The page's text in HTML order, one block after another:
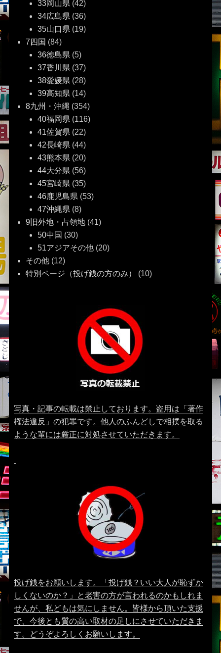
33岡山県 (42)
34広島県 (36)
35山口県 (19)
7四国 (84)
36徳島県 (5)
37香川県 (37)
38愛媛県 (28)
39高知県 (14)
8九州・沖縄 (354)
40福岡県 (116)
41佐賀県 (22)
42長崎県 (44)
43熊本県 (20)
44大分県 (56)
45宮崎県 (35)
46鹿児島県 (53)
47沖縄県 (8)
9旧外地・占領地(41)
50中国 (30)
51アジアその他(20)
その他(12)
特別ページ（投げ銭の方のみ）
(10)
写真・記事の転載は禁止しております。盗用は「著作
権法違反」の犯罪です。他人のふんどしで相撲を取る
ような輩には厳正に対処させていただきます。
投げ銭をお願いします。「投げ銭？いい大人が恥ずか
しくないのか？」と老害の方が言われるのかもしれま
せんが、私どもは気にしません。皆様から頂いた支援
で、今後とも質の高い取材の足しにさせていただきま
す。どうぞよろしくお願いします。